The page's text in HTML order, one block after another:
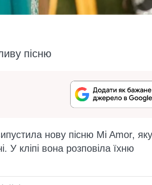
пісню
нову пісню Mi Amor, яку
У кліпі вона розповіла їхню